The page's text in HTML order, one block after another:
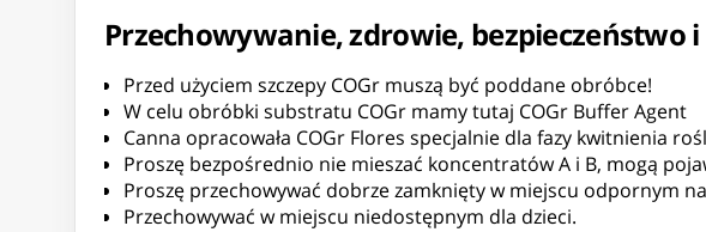
Przechowywanie, zdrowie, bezpieczeństwo
Przed użyciem szczepy COGr muszą być poddane obróbce!
W celu obróbki substratu COGr mamy tutaj COGr Buffer Agent
Canna opracowała COGr Flores specjalnie dla fazy kwitnienia
Proszę bezpośrednio nie mieszać koncentratów A i B, mogą
Proszę przechowywać dobrze zamknięty w miejscu odpornym
Przechowywać w miejscu niedostępnym dla dzieci.